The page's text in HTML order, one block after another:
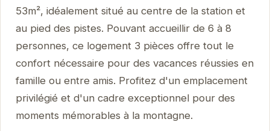
53m², idéalement situé au centre de la station et
au pied des pistes. Pouvant accueillir de 6 à 8
personnes, ce logement 3 pièces offre tout le
confort nécessaire pour des vacances réussies en
famille ou entre amis. Profitez d'un emplacement
privilégié et d'un cadre exceptionnel pour des
moments mémorables à la montagne.